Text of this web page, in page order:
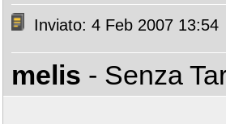
Inviato: 4 Feb 2007 13:54
melis - Senza